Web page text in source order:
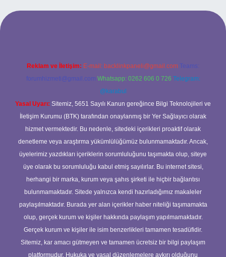
giriş
Reklam ve İletişim: E-mail: backlinkpaneli@gmail.com Teams:
forumhizmeti@gmail.com Whatsapp: 0262 606 0 726 Telegram:
@karabul
Yasal Uyarı: Sitemiz, 5651 Sayılı Kanun gereğince Bilgi Teknolojileri ve
İletişim Kurumu (BTK) tarafından onaylanmış bir Yer Sağlayıcı olarak
hizmet vermektedir. Bu nedenle, sitedeki içerikleri proaktif olarak
denetleme veya araştırma yükümlülüğümüz bulunmamaktadır. Ancak,
üyelerimiz yazdıkları içeriklerin sorumluluğunu taşımakta olup, siteye
üye olarak bu sorumluluğu kabul etmiş sayılırlar. Bu internet sitesi,
herhangi bir marka, kurum veya şahıs şirketi ile hiçbir bağlantısı
bulunmamaktadır. Sitede yalnızca kendi hazırladığımız makaleler
paylaşılmaktadır. Burada yer alan içerikler haber niteliği taşımamakta
olup, gerçek kurum ve kişiler hakkında paylaşım yapılmamaktadır.
Gerçek kurum ve kişiler ile isim benzerlikleri tamamen tesadüfidir.
Sitemiz, kar amacı gütmeyen ve tamamen ücretsiz bir bilgi paylaşım
platformudur. Hukuka ve yasal düzenlemelere aykırı olduğunu